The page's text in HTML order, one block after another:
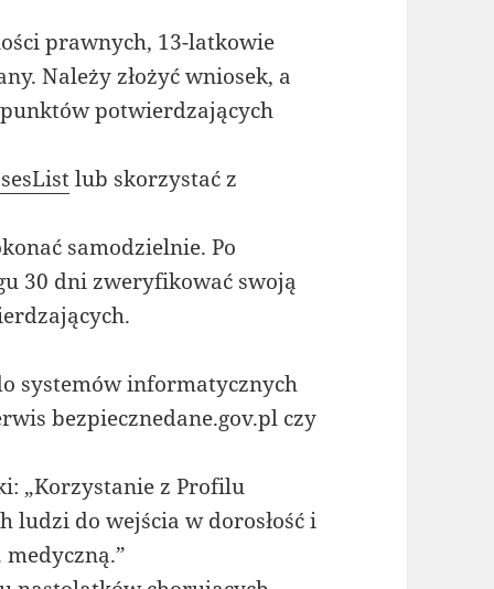
prawnych, 13-latkowie
Należy złożyć wniosek, a
potwierdzających
lub skorzystać z
samodzielnie. Po
30 dni zweryfikować swoją
systemów informatycznych
bezpiecznedane.gov.pl czy
„Korzystanie z Profilu
ludzi do wejścia w dorosłość i